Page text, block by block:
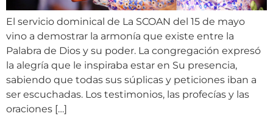
El servicio dominical de La SCOAN del 15 de mayo
vino a demostrar la armonía que existe entre la
Palabra de Dios y su poder. La congregación expresó
la alegría que le inspiraba estar en Su presencia,
sabiendo que todas sus súplicas y peticiones iban a
ser escuchadas. Los testimonios, las profecías y las
oraciones […]